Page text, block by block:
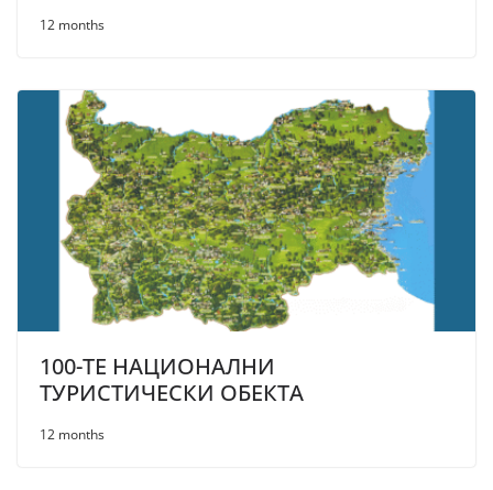
12 months
100-ТЕ НАЦИОНАЛНИ
ТУРИСТИЧЕСКИ ОБЕКТА
12 months